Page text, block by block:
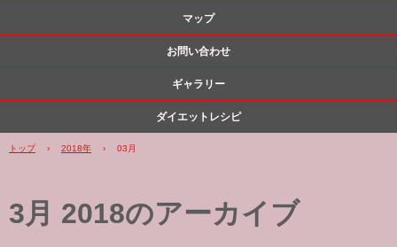
マップ
お問い合わせ
ギャラリー
ダイエットレシピ
トップ › 2018年 › 03月
3月 2018のアーカイブ